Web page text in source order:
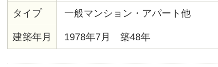
タイプ 一般マンション・アパート他
建築年月 1978年7月 築48年